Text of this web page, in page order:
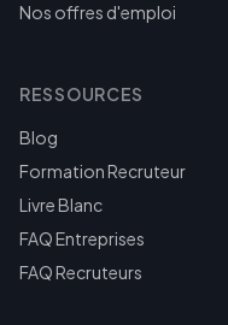
Nos offres d'emploi
RESSOURCES
Blog
Formation Recruteur
Livre Blanc
FAQ Entreprises
FAQ Recruteurs